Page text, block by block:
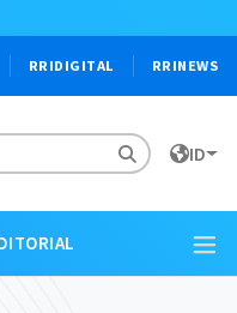
RRIDIGITAL RRINEWS
ID